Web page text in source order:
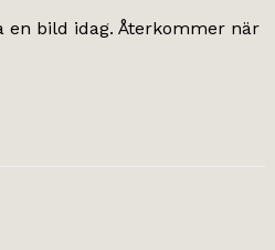
en bild idag. Återkommer när